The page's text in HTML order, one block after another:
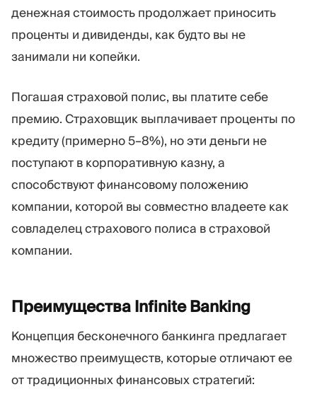
денежная стоимость продолжает приносить
проценты и дивиденды, как будто вы не
занимали ни копейки.
Погашая страховой полис, вы платите себе
премию. Страховщик выплачивает проценты по
кредиту (примерно 5–8%), но эти деньги не
поступают в корпоративную казну, а
способствуют финансовому положению
компании, которой вы совместно владеете как
совладелец страхового полиса в страховой
компании.
Преимущества InfiniteBanking
Концепция бесконечного банкинга предлагает
множество преимуществ, которые отличают ее
от традиционных финансовых стратегий: